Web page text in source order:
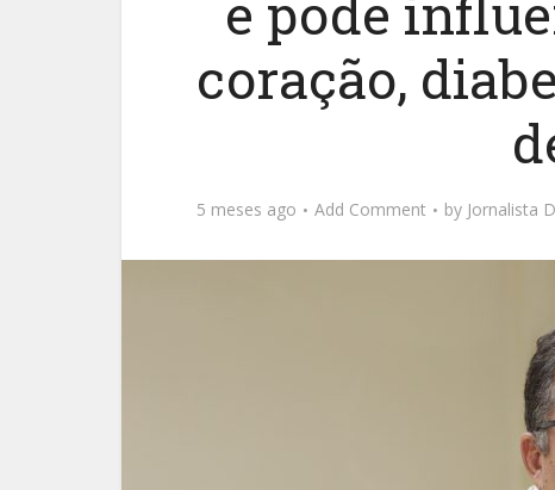
coração,
5 meses ago Add Comment by Jornalista